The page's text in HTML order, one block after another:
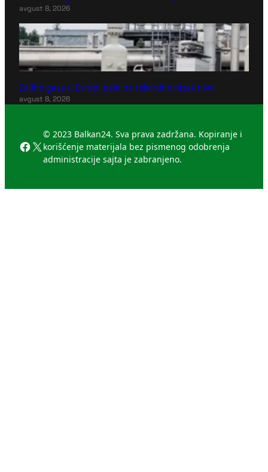
avgust 8, 2026
Zalihe gasa u Evropi pale na rekordno nizak nivo
avgust 8, 2026
Facebook
X
© 2023 Balkan24. Sva prava zadržana. Kopiranje i
korišćenje materijala bez pismenog odobrenja
administracije sajta je zabranjeno.